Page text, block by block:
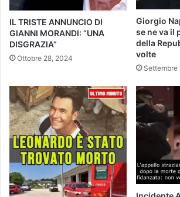
IL TRISTE ANNUNCIO DI
GIANNI MORANDI: “UNA
DISGRAZIA”
Ottobre 28, 2024
Giorgio
se ne va il
della
volte
Settembre